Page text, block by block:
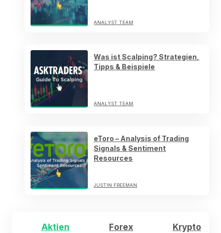
ANALYST TEAM
Was ist Scalping? Strategien,
Tipps & Beispiele
ANALYST TEAM
eToro – Analysis of Trading
Signals & Sentiment
Resources
JUSTIN FREEMAN
Aktien Forex Krypto